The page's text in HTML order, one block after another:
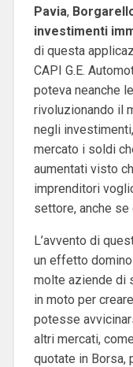
Pavia,
investimenti
di questa
CAPI G.E.
poteva neanche
rivoluzionando il
negli
mercato i soldi
aumentati visto
imprenditori
settore, anche se
L’avvento di
un effetto
molte aziende di
in moto per
potesse
altri mercati,
quotate in Borsa,